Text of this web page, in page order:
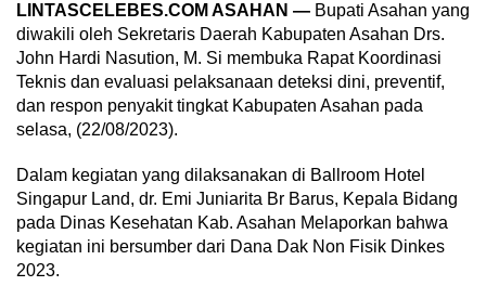
LINTASCELEBES.COM ASAHAN — Bupati Asahan yang
diwakili oleh Sekretaris Daerah Kabupaten Asahan Drs.
John Hardi Nasution, M. Si membuka Rapat Koordinasi
Teknis dan evaluasi pelaksanaan deteksi dini, preventif,
dan respon penyakit tingkat Kabupaten Asahan pada
selasa, (22/08/2023).
Dalam kegiatan yang dilaksanakan di Ballroom Hotel
Singapur Land, dr. Emi Juniarita Br Barus, Kepala Bidang
pada Dinas Kesehatan Kab. Asahan Melaporkan bahwa
kegiatan ini bersumber dari Dana Dak Non Fisik Dinkes
2023.